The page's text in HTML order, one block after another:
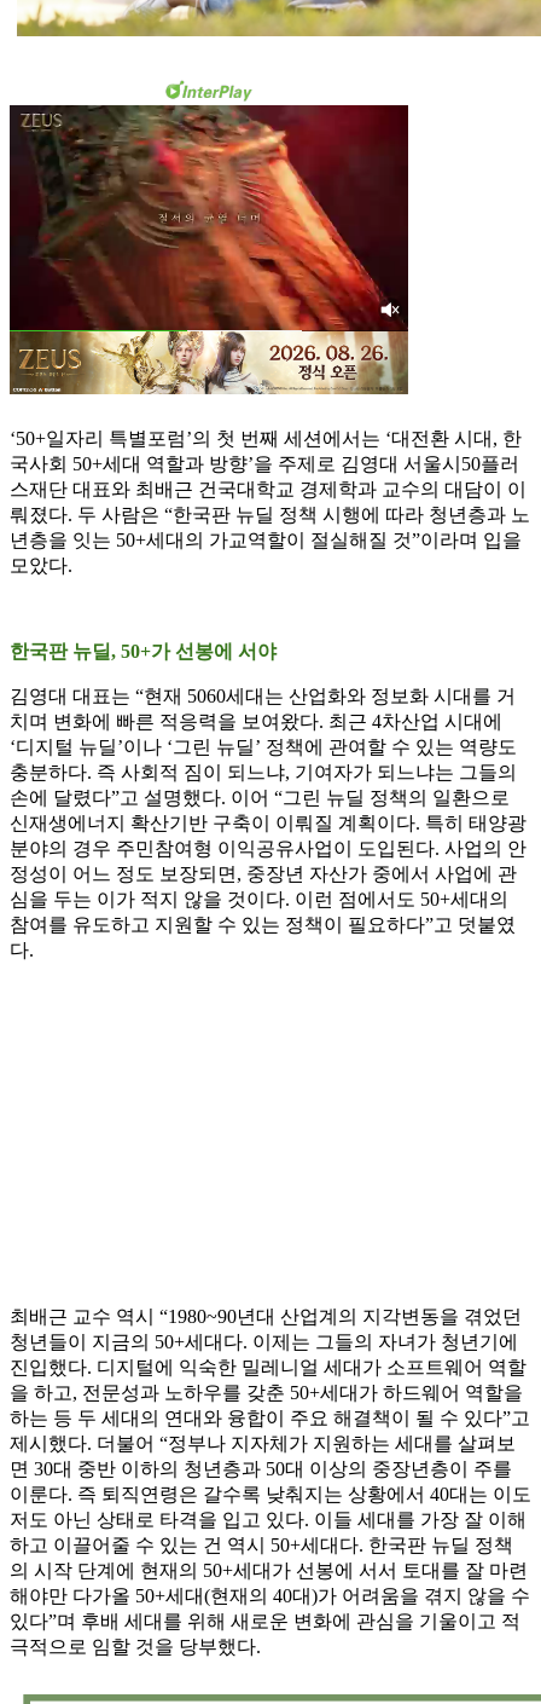
‘50+일자리 특별포럼’의 첫 번째 세션에서는 ‘대전환 시대, 한
국사회 50+세대 역할과 방향’을 주제로 김영대 서울시50플러
스재단 대표와 최배근 건국대학교 경제학과 교수의 대담이 이
뤄졌다. 두 사람은 “한국판 뉴딜 정책 시행에 따라 청년층과 노
년층을 잇는 50+세대의 가교역할이 절실해질 것”이라며 입을
모았다.
한국판 뉴딜, 50+가 선봉에 서야
김영대 대표는 “현재 5060세대는 산업화와 정보화 시대를 거
치며 변화에 빠른 적응력을 보여왔다. 최근 4차산업 시대에
‘디지털 뉴딜’이나 ‘그린 뉴딜’ 정책에 관여할 수 있는 역량도
충분하다. 즉 사회적 짐이 되느냐, 기여자가 되느냐는 그들의
손에 달렸다”고 설명했다. 이어 “그린 뉴딜 정책의 일환으로
신재생에너지 확산기반 구축이 이뤄질 계획이다. 특히 태양광
분야의 경우 주민참여형 이익공유사업이 도입된다. 사업의 안
정성이 어느 정도 보장되면, 중장년 자산가 중에서 사업에 관
심을 두는 이가 적지 않을 것이다. 이런 점에서도 50+세대의
참여를 유도하고 지원할 수 있는 정책이 필요하다”고 덧붙였
다.
최배근 교수 역시 “1980~90년대 산업계의 지각변동을 겪었던
청년들이 지금의 50+세대다. 이제는 그들의 자녀가 청년기에
진입했다. 디지털에 익숙한 밀레니얼 세대가 소프트웨어 역할
을 하고, 전문성과 노하우를 갖춘 50+세대가 하드웨어 역할을
하는 등 두 세대의 연대와 융합이 주요 해결책이 될 수 있다”고
제시했다. 더불어 “정부나 지자체가 지원하는 세대를 살펴보
면 30대 중반 이하의 청년층과 50대 이상의 중장년층이 주를
이룬다. 즉 퇴직연령은 갈수록 낮춰지는 상황에서 40대는 이도
저도 아닌 상태로 타격을 입고 있다. 이들 세대를 가장 잘 이해
하고 이끌어줄 수 있는 건 역시 50+세대다. 한국판 뉴딜 정책
의 시작 단계에 현재의 50+세대가 선봉에 서서 토대를 잘 마련
해야만 다가올 50+세대(현재의 40대)가 어려움을 겪지 않을 수
있다”며 후배 세대를 위해 새로운 변화에 관심을 기울이고 적
극적으로 임할 것을 당부했다.